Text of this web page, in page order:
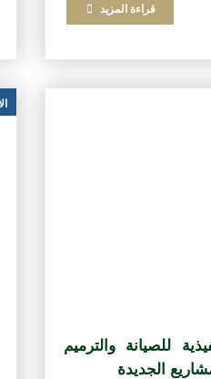
قراءة المزيد
للصيانة والترميم
الجديدة